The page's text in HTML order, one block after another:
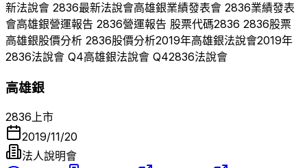
新法說會 2836最新法說會高雄銀業績發表會 2836業績發表
會高雄銀營運報告 2836營運報告 股票代碼2836 2836股票
高雄銀股價分析 2836股價分析2019年高雄銀法說會2019年
2836法說會 Q4高雄銀法說會 Q42836法說會
高雄銀
2836上市
2019/11/20
法人說明會